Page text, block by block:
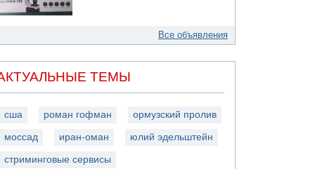
Все объявления
ТЕМЫ
сша роман гофман ормузский пролив
моссад иран-оман юлий эдельштейн
стриминговые сервисы